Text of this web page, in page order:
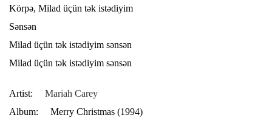
Körpə, Milad üçün tək istədiyim
Sənsən
Milad üçün tək istədiyim sənsən
Milad üçün tək istədiyim sənsən
Artist:
Mariah Carey
Album:
Merry Christmas (1994)